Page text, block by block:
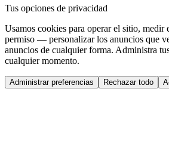
Tus opciones de privacidad
Usamos cookies para operar el sitio,
permiso — personalizar los anuncios que
anuncios de cualquier forma. Administra
cualquier momento.
Administrar preferencias Rechazar todo